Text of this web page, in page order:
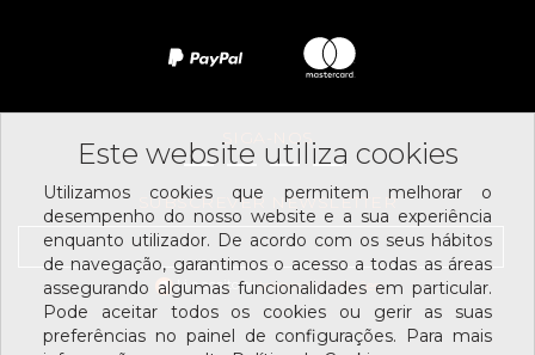
SIGA-NOS
SUBSCREVER NEWSLETTER
Li e aceito ostermos e condições
Este website utiliza cookies
Utilizamos cookies que permitem melhorar o
desempenho do nosso website e a sua experiência
enquanto utilizador. De acordo com os seus hábitos
de navegação, garantimos o acesso a todas as áreas
assegurando algumas funcionalidades em particular.
Pode aceitar todos os cookies ou gerir as suas
preferências no painel de configurações. Para mais